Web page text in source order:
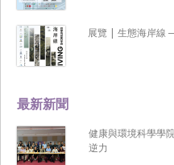
最新新聞
健康與環境科學學
逆力
展覽 | 生態海岸線